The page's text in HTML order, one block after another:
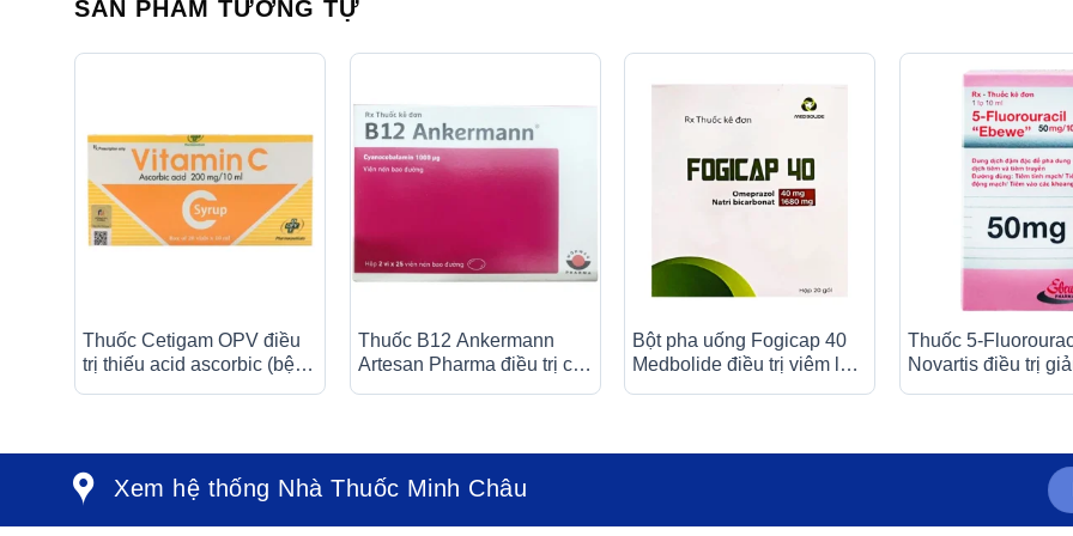
SẢN PHẨM TƯƠNG TỰ
Thuốc Cetigam OPV điều
trị thiếu acid ascorbic (bệnh
Thuốc B12 Ankermann
Artesan Pharma điều trị các
Bột pha uống Fogicap 40
Medbolide điều trị viêm loét
Thuốc 5-
Novartis điều trị
Xem hệ thống Nhà Thuốc Minh Châu